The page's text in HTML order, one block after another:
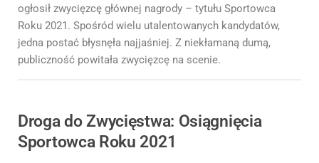
ogłosił zwycięzcę głównej nagrody – tytułu Sportowca
Roku 2021. Spośród wielu utalentowanych kandydatów,
jedna postać błysnęła najjaśniej. Z niekłamaną dumą,
publiczność powitała zwycięzcę na scenie.
Droga do Zwycięstwa: Osiągnięcia
Sportowca Roku 2021